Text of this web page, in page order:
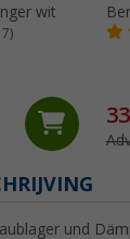
wit
und